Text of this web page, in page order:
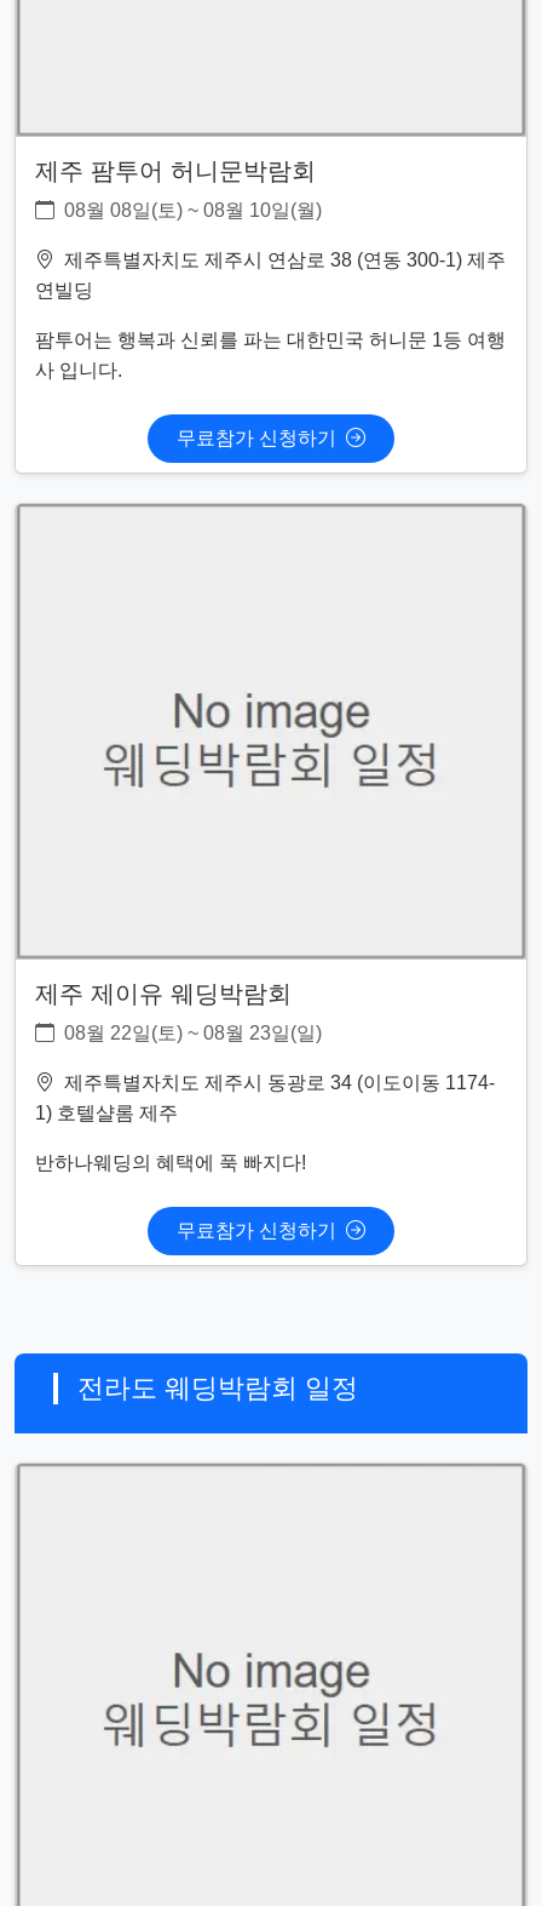
제주 팜투어 허니문박람회
08월 08일(토) ~ 08월 10일(월)
제주특별자치도 제주시 연삼로 38 (연동 300-1) 제주
연빌딩
팜투어는 행복과 신뢰를 파는 대한민국 허니문 1등 여행
사 입니다.
무료참가 신청하기
제주 제이유 웨딩박람회
08월 22일(토) ~ 08월 23일(일)
제주특별자치도 제주시 동광로 34 (이도이동 1174-
1) 호텔샬롬 제주
반하나웨딩의 혜택에 푹 빠지다!
무료참가 신청하기
전라도 웨딩박람회 일정